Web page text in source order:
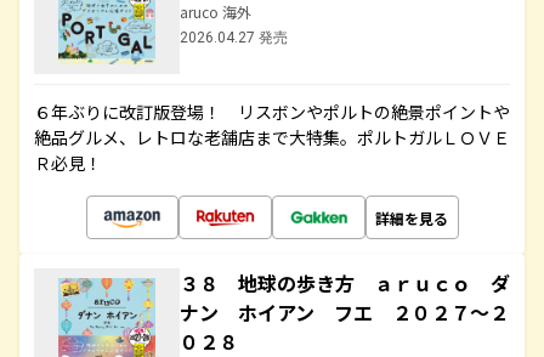
aruco 海外
2026.04.27 発売
６年ぶりに改訂版登場！ リスボンやポルトの絶景ポイントや
絶品グルメ、レトロな老舗店まで大特集。ポルトガルＬＯＶＥ
Ｒ必見！
詳細を見る
３８ 地球の歩き方 ａｒｕｃｏ ダ
ナン ホイアン フエ ２０２７～２
０２８